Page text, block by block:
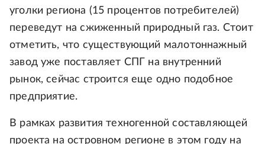
уголки региона (15 процентов потребителей)
переведут на сжиженный природный газ. Стоит
отметить, что существующий малотоннажный
завод уже поставляет СПГ на внутренний
рынок, сейчас строится еще одно подобное
предприятие.
В рамках развития техногенной составляющей
проекта на островном регионе в этом году на